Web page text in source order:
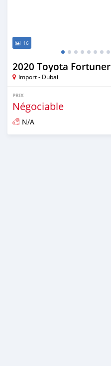
16
2020 Toyota Fortuner
Import - Dubai
PRIX
Négociable
N/A